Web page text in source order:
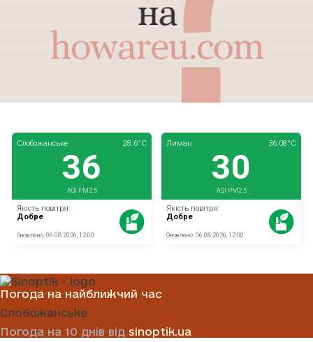
Погода на найближчий час
Слобожанське
Погода на 10 днів від sinoptik.ua